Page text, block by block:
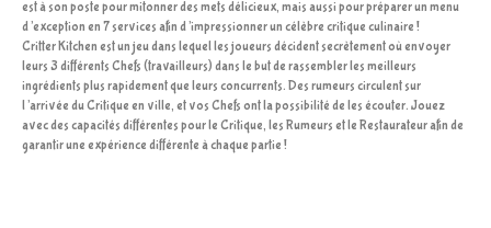
est à son poste pour mitonner des mets délicieux, mais aussi pour préparer un menu
d’exception en 7 services afin d’impressionner un célèbre critique culinaire !
Critter Kitchen est un jeu dans lequel les joueurs décident secrètement où envoyer
leurs 3 différents Chefs (travailleurs) dans le but de rassembler les meilleurs
ingrédients plus rapidement que leurs concurrents. Des rumeurs circulent sur
l’arrivée du Critique en ville, et vos Chefs ont la possibilité de les écouter. Jouez
avec des capacités différentes pour le Critique, les Rumeurs et le Restaurateur afin de
garantir une expérience différente à chaque partie !